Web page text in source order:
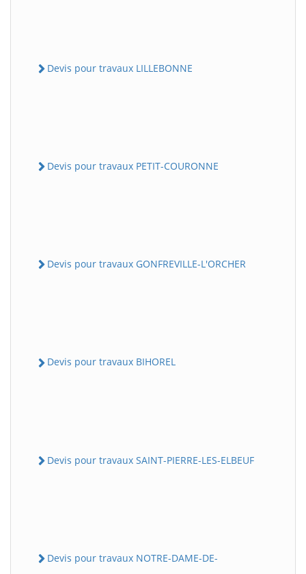
Devis pour travaux LILLEBONNE
Devis pour travaux PETIT-COURONNE
Devis pour travaux GONFREVILLE-L'ORCHER
Devis pour travaux BIHOREL
Devis pour travaux SAINT-PIERRE-LES-ELBEUF
Devis pour travaux NOTRE-DAME-DE-